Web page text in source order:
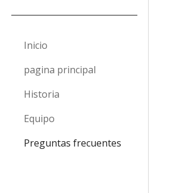
Inicio
pagina principal
Historia
Equipo
Preguntas frecuentes